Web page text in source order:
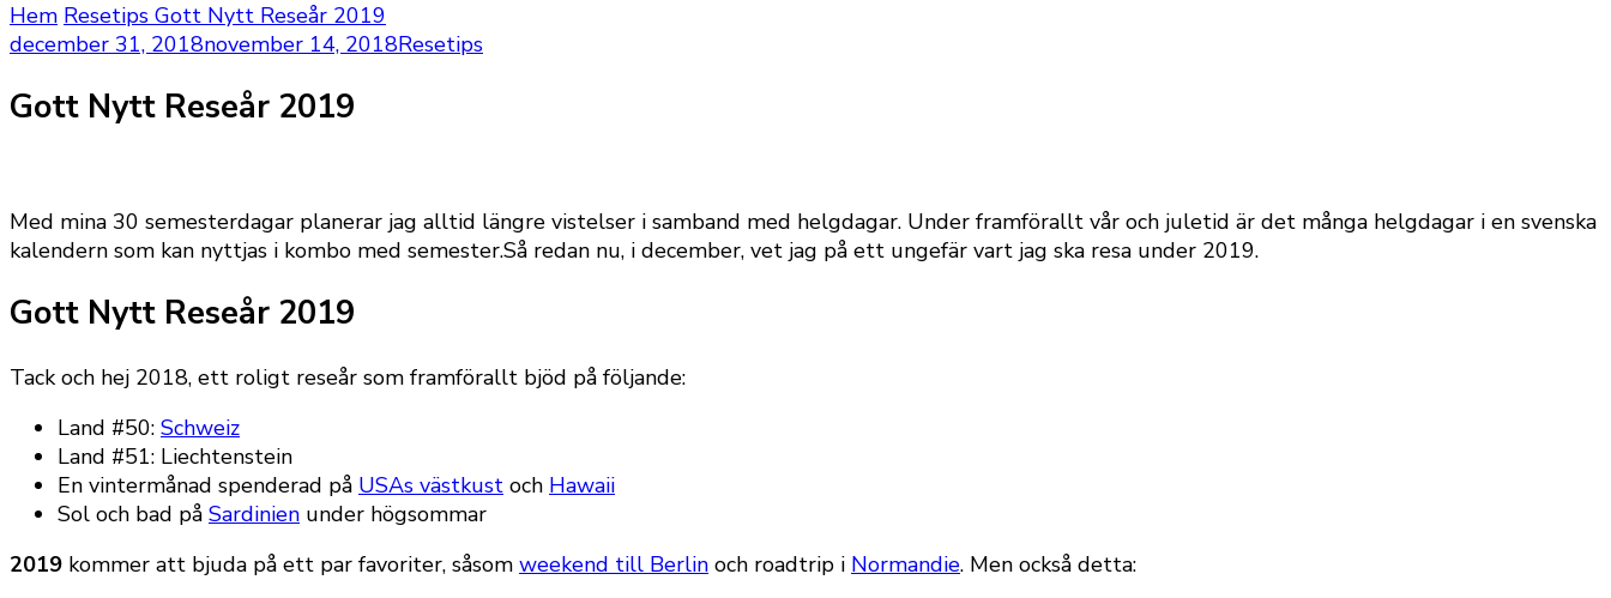
Hem Resetips Gott Nytt Reseår 2019
december 31, 2018november 14, 2018Resetips
Gott Nytt Reseår 2019
Med mina 30 semesterdagar planerar jag alltid längre vistelser i samband med helgdagar. Under framförallt vår och juletid är det många helgdagar i en svenska
kalendern som kan nyttjas i kombo med semester.Så redan nu, i december, vet jag på ett ungefär vart jag ska resa under 2019.
Gott Nytt Reseår 2019
Tack och hej 2018, ett roligt reseår som framförallt bjöd på följande:
Land #50: Schweiz
Land #51: Liechtenstein
En vintermånad spenderad på USAs västkust och Hawaii
Sol och bad på Sardinien under högsommar
2019 kommer att bjuda på ett par favoriter, såsom weekend till Berlin och roadtrip i Normandie. Men också detta: